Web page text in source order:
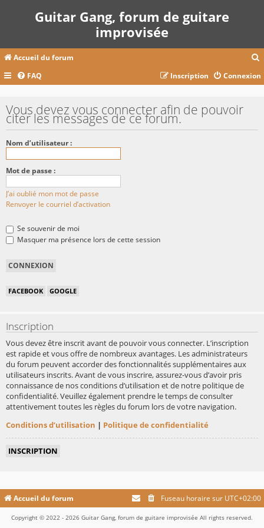
Guitar Gang, forum de guitare
improvisée
Accueil du forum
c
FAQ Connexion
Inscription
Vous devez vous connecter afin de pouvoir
citer les messages de ce forum.
Nom d’utilisateur :
Mot de passe :
J’ai oublié mon mot de passe
Renvoyer le courriel d’activation
Se souvenir de moi
Masquer ma présence lors de cette session
FACEBOOK GOOGLE
Inscription
Vous devez être inscrit avant de pouvoir vous connecter. L’inscription
est rapide et vous offre de nombreux avantages. Les administrateurs
du forum peuvent accorder des fonctionnalités supplémentaires aux
utilisateurs inscrits. Avant de vous inscrire, assurez-vous d’avoir pris
connaissance de nos conditions d’utilisation et de notre politique de
confidentialité. Veuillez également prendre le temps de consulter
attentivement toutes les règles du forum lors de votre navigation.
Conditions d’utilisation | Politique de confidentialité
INSCRIPTION
Accueil du forum Fuseau horaire sur UTC+02:00
Copyright © 2022 - 2026 Guitar Gang, forum de guitare improvisée All rights reserved.